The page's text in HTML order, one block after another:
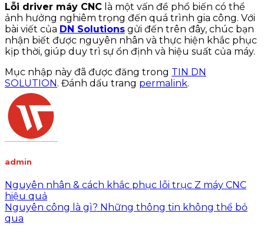
Lỗi driver máy CNC là một vấn đề phổ biến có thể
ảnh hưởng nghiêm trọng đến quá trình gia công. Với
bài viết của DN Solutions gửi đến trên đây, chúc bạn
nhận biết được nguyên nhân và thực hiện khắc phục
kịp thời, giúp duy trì sự ổn định và hiệu suất của máy.
Mục nhập này đã được đăng trong TIN DN
SOLUTION. Đánh dấu trang permalink.
admin
Nguyên nhân & cách khắc phục lỗi trục Z máy CNC
hiệu quả
Nguyên công là gì? Những thông tin không thể bỏ
qua